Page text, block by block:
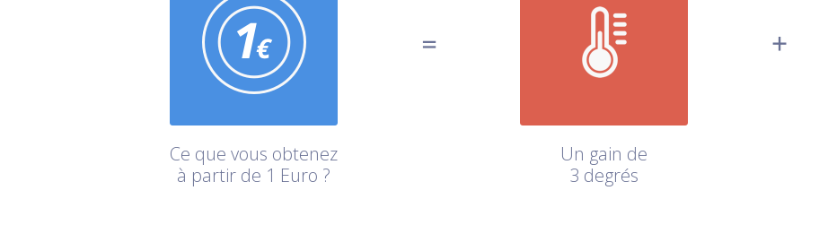
Ce que vous obtenez
à partir de 1 Euro ?
Un gain de
3 degrés